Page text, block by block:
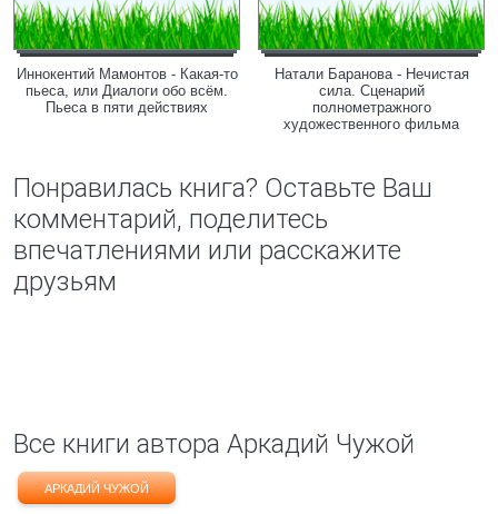
Иннокентий Мамонтов - Какая-то
пьеса, или Диалоги обо всём.
Пьеса в пяти действиях
Натали Баранова - Нечистая
сила. Сценарий
полнометражного
художественного фильма
Понравилась книга? Оставьте Ваш
комментарий, поделитесь
впечатлениями или расскажите
друзьям
Все книги автора Аркадий Чужой
АРКАДИЙ ЧУЖОЙ